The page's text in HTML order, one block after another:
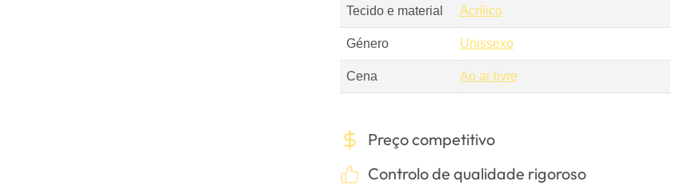
Tecido e material Acrílico
Género Unissexo
Cena Ao ar livre
Preço competitivo
Controlo de qualidade rigoroso